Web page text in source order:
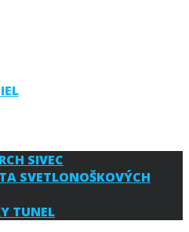
SIVEC
SVETLONOŠKOVÝCH
TUNEL